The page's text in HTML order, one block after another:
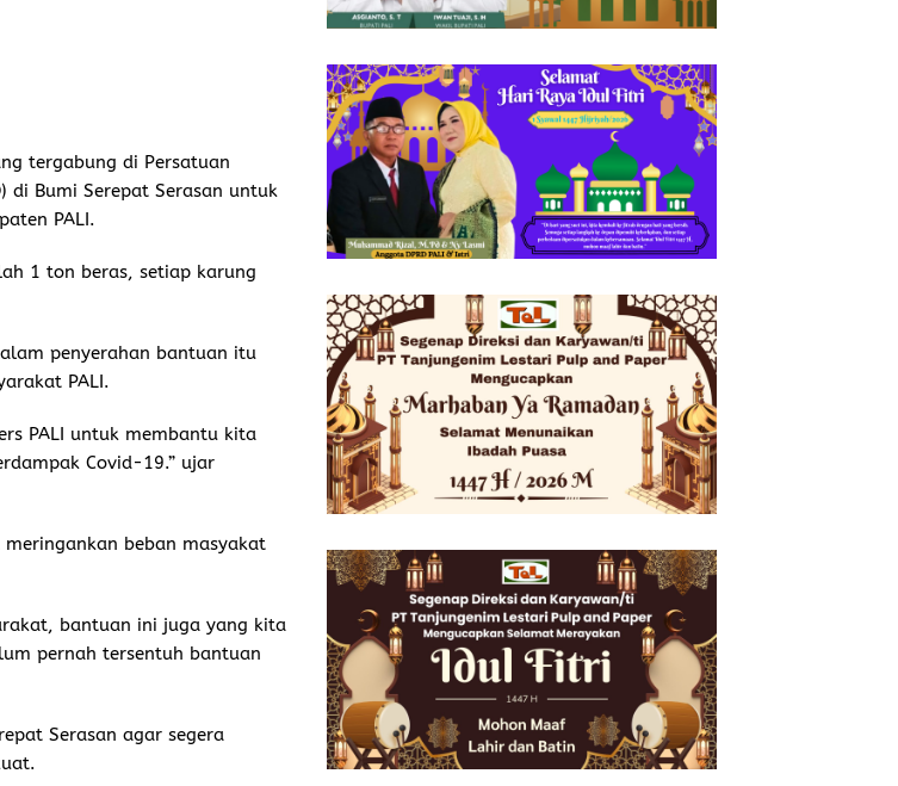
tergabung di Persatuan
di Bumi Serepat Serasan untuk
PALI.
1 ton beras, setiap karung
penyerahan bantuan itu
PALI.
PALI untuk membantu kita
Covid-19.” ujar
beban masyakat
bantuan ini juga yang kita
pernah tersentuh bantuan
Serasan agar segera